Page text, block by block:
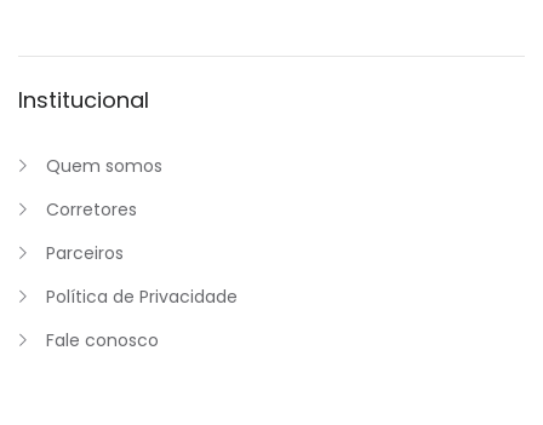
Institucional
Quem somos
Corretores
Parceiros
Política de Privacidade
Fale conosco